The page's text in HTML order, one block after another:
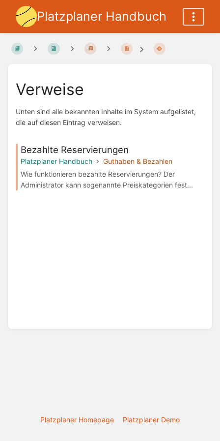
Platzplaner Handbuch
Verweise
Unten sind alle bekannten Inhalte im System aufgelistet,
die auf diesen Eintrag verweisen.
Bezahlte Reservierungen
Platzplaner Handbuch
Guthaben & Bezahlen
Wie funktionieren bezahlte Reservierungen? Der
Administrator kann sogenannte Preiskategorien fest...
Platzplaner Homepage Platzplaner Demo